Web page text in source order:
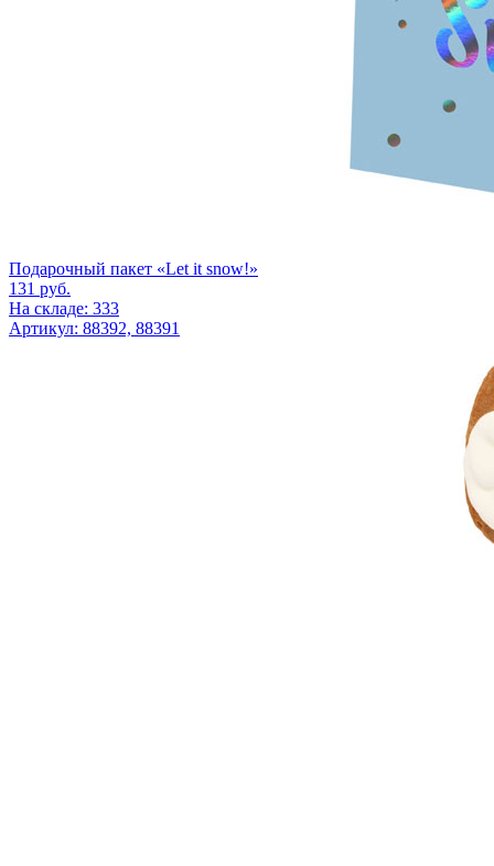
Подарочный пакет «Let it snow!»
131 руб.
На складе: 333
Артикул: 88392, 88391